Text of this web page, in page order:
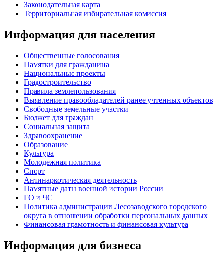
Законодательная карта
Территориальная избирательная комиссия
Информация для населения
Общественные голосования
Памятки для гражданина
Национальные проекты
Градостроительство
Правила землепользования
Выявление правообладателей ранее учтенных объектов
Свободные земельные участки
Бюджет для граждан
Социальная защита
Здравоохранение
Образование
Культура
Молодежная политика
Спорт
Антинаркотическая деятельность
Памятные даты военной истории России
ГО и ЧС
Политика администрации Лесозаводского городского
округа в отношении обработки персональных данных
Финансовая грамотность и финансовая культура
Информация для бизнеса